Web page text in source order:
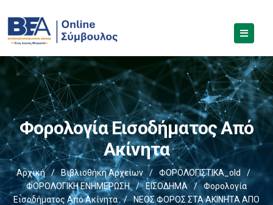
Φορολογία Εισοδήματος Από
Ακίνητα
Αρχική / Βιβλιοθήκη Αρχείων / ΦΟΡΟΛΟΓΙΣΤΙΚΑ_old
/
ΦΟΡΟΛΟΓΙΚΗ ΕΝΗΜΕΡΩΣΗ
/ ΕΙΣΟΔΗΜΑ /
Φορολογία
Εισοδήματος Από Ακίνητα
/
ΝΕΟΣ ΦΟΡΟΣ ΣΤΑ ΑΚΙΝΗΤΑ ΑΠΟ